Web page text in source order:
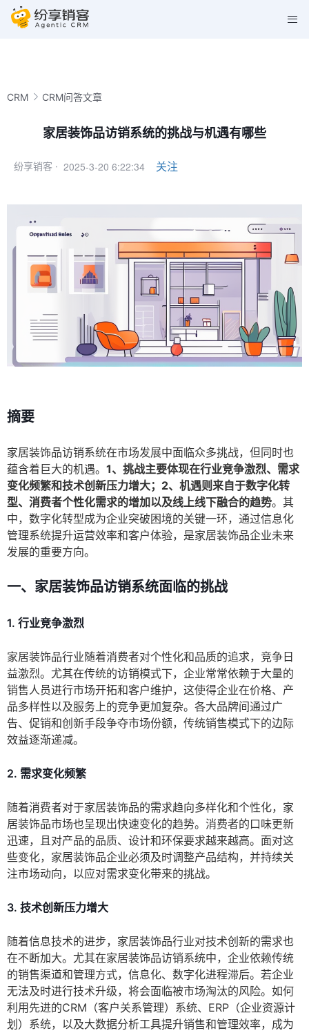
CRM CRM问答文章
家居装饰品访销系统的挑战与机遇有哪些
纷享销客 · 2025-3-20 6:22:34 关注
摘要
家居装饰品访销系统在市场发展中面临众多挑战，但同时也
蕴含着巨大的机遇。 1、挑战主要体现在行业竞争激烈、需求
变化频繁和技术创新压力增大；2、机遇则来自于数字化转
型、消费者个性化需求的增加以及线上线下融合的趋势。其
中，数字化转型成为企业突破困境的关键一环，通过信息化
管理系统提升运营效率和客户体验，是家居装饰品企业未来
发展的重要方向。
一、家居装饰品访销系统面临的挑战
1. 行业竞争激烈
家居装饰品行业随着消费者对个性化和品质的追求，竞争日
益激烈。尤其在传统的访销模式下，企业常常依赖于大量的
销售人员进行市场开拓和客户维护，这使得企业在价格、产
品多样性以及服务上的竞争更加复杂。各大品牌间通过广
告、促销和创新手段争夺市场份额，传统销售模式下的边际
效益逐渐递减。
2. 需求变化频繁
随着消费者对于家居装饰品的需求趋向多样化和个性化，家
居装饰品市场也呈现出快速变化的趋势。消费者的口味更新
迅速，且对产品的品质、设计和环保要求越来越高。面对这
些变化，家居装饰品企业必须及时调整产品结构，并持续关
注市场动向，以应对需求变化带来的挑战。
3. 技术创新压力增大
随着信息技术的进步，家居装饰品行业对技术创新的需求也
在不断加大。尤其在家居装饰品访销系统中，企业依赖传统
的销售渠道和管理方式，信息化、数字化进程滞后。若企业
无法及时进行技术升级，将会面临被市场淘汰的风险。如何
利用先进的CRM（客户关系管理）系统、ERP（企业资源计
划）系统，以及大数据分析工具提升销售和管理效率，成为